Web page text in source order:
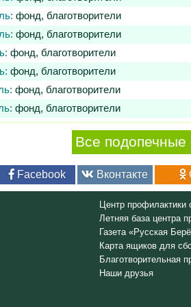
фонд, благотворители
фонд, благотворители
фонд, благотворители
фонд, благотворители
фонд, благотворители
фонд, благотворители
Все подопечные
Facebook Вконтакте
Центр профилактики
Летняя база центра
Газета «Русская
Карта ящиков для
Благотворительная
Наши друзья